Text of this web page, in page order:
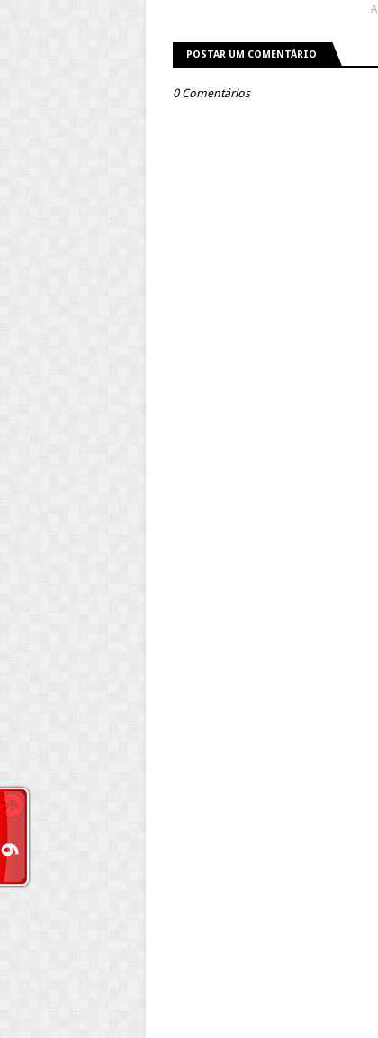
POSTAR UM COMENTÁRIO
0 Comentários